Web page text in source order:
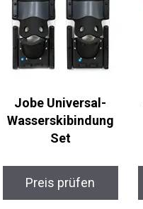
Jobe Universal-
Wasserskibindung
Set
Preis prüfen